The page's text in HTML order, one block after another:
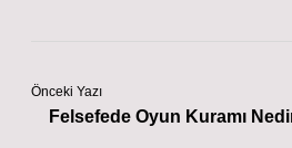
Önceki Yazı
Felsefede Oyun Kuramı